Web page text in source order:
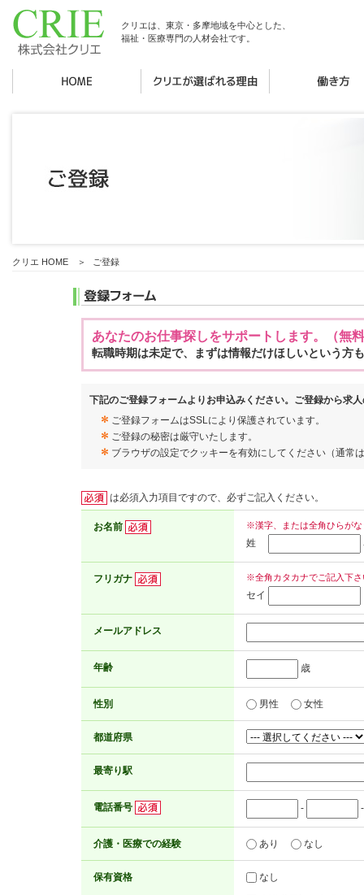
クリエは、東京・多摩地域を中心とした、
福祉・医療専門の人材会社です。
クリエ HOME ＞ ご登録
あなたのお仕事探しをサポートします。（無
転職時期は未定で、まずは情報だけほしいという方
下記のご登録フォームよりお申込みください。ご登録から求
ご登録フォームはSSLにより保護されています。
ご登録の秘密は厳守いたします。
ブラウザの設定でクッキーを有効にしてください（通常
は必須入力項目ですので、必ずご記入ください。
お名前 ※漢字、または全角ひらが
姓
フリガナ ※全角カタカナでご記入下さ
セイ
メールアドレス
年齢 歳
性別 男性 女性
都道府県
最寄り駅
電話番号 -
介護・医療での経験 あり なし
保有資格 なし